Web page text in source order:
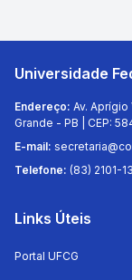
Universidade
Endereço: Av.
Grande - PB | CEP:
E-mail:
Telefone: (83) 2101-
Links Úteis
Portal UFCG